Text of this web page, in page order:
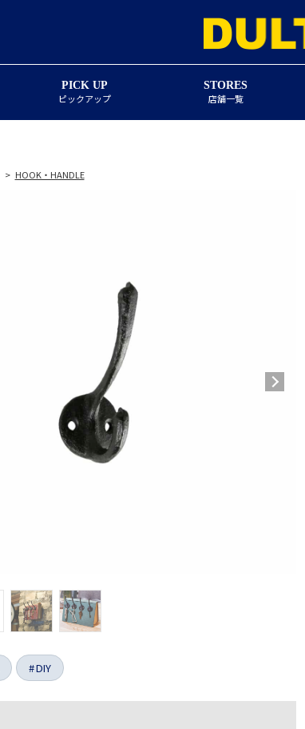
PICK UP
ピックアップ
STORES
店舗一覧
> HOOK・HANDLE
DIY